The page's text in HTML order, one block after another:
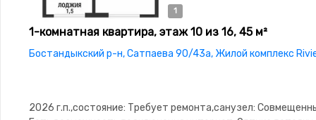
1
1-комнатная квартира, этаж 10 из 16, 45 м²
Бостандыкский р-н, Сатпаева 90/43а, Жилой комплекс
2026 г.п.,состояние: Требует ремонта,санузел: